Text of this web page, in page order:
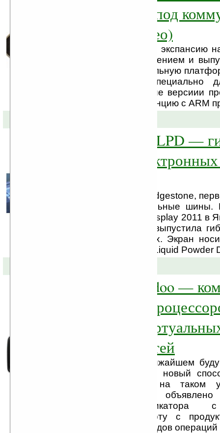
компании Intel под
и таблеты (видео)
Intel продолжает свою экспансию
малым энергопотреблением и
сегменте новую мобильную
Спроектированные специально
коммуникаторов, новые версиии
нацеленны на конкуренцию с ARM
Bridgestone QR-LPD —
дисплей на
Говоря о компании Bridgestone,
на ум это автомобильные
неделе на выставке Display 2011 в
отметилась тем, что выпустила
электронных чернилах. Экран
LPD (Quick Response Liquid Powder
QderoPateo Ouidoo —
с 26-ядерным
прорисовки
социальных сетей
Невероятно, но в ближайшем
получить качественно новый
виртуального мира на таком
коммуникатор. Было
созданию коммуникатора
процессором на борту с
гигафлопсов (миллиардов